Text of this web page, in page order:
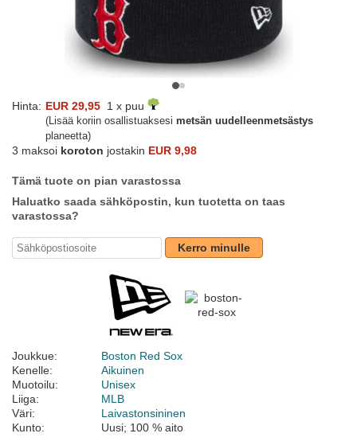
Hinta: EUR 29,95 1 x puu
(Lisää koriin osallistuaksesi metsän uudelleenmetsästys
planeetta)
3 maksoi koroton jostakin EUR 9,98
Tämä tuote on pian varastossa
Haluatko saada sähköpostin, kun tuotetta on taas
varastossa?
Kerro minulle
Joukkue:
Boston Red Sox
Kenelle:
Aikuinen
Muotoilu:
Unisex
Liiga:
MLB
Väri:
Laivastonsininen
Kunto:
Uusi; 100 % aito